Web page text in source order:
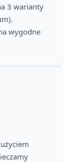
3 warianty
wygodne